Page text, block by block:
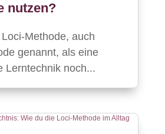
nutzen?
Methode, auch
genannt, als eine
Lerntechnik noch...